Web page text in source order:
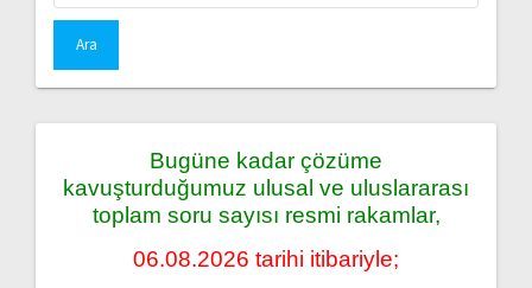
Bugüne kadar çözüme
kavuşturduğumuz ulusal ve uluslararası
toplam soru sayısı resmi rakamlar,
06.08.2026 tarihi itibariyle;